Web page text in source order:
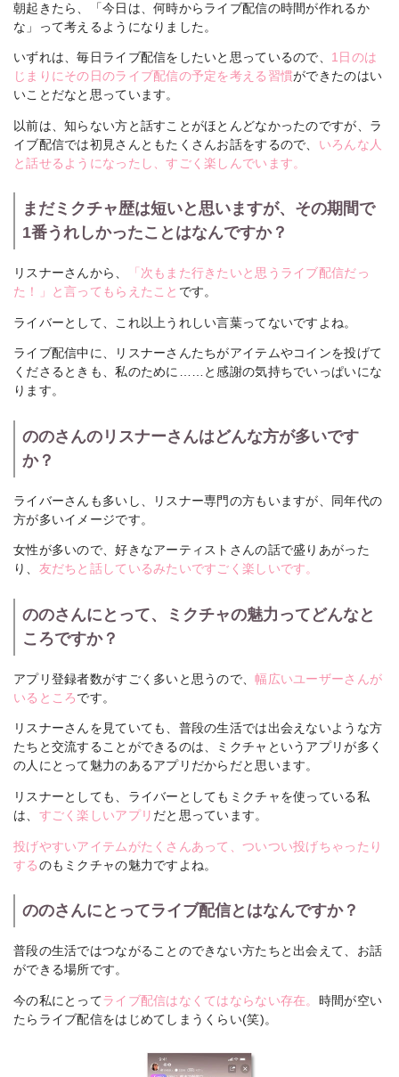
朝起きたら、「今日は、何時からライブ配信の時間が作れるか
な」って考えるようになりました。
いずれは、毎日ライブ配信をしたいと思っているので、 1日のは
じまりにその日のライブ配信の予定を考える習慣ができたのはい
いことだなと思っています。
以前は、知らない方と話すことがほとんどなかったのですが、ラ
イブ配信では初見さんともたくさんお話をするので、 いろんな人
と話せるようになったし、すごく楽しんでいます。
まだミクチャ歴は短いと思いますが、その期間で
1番うれしかったことはなんですか？
リスナーさんから、
「次もまた行きたいと思うライブ配信だっ
た！」と言ってもらえたこと です。
ライバーとして、これ以上うれしい言葉ってないですよね。
ライブ配信中に、リスナーさんたちがアイテムやコインを投げて
くださるときも、私のために……と感謝の気持ちでいっぱいにな
ります。
ののさんのリスナーさんはどんな方が多いです
か？
ライバーさんも多いし、リスナー専門の方もいますが、同年代の
方が多いイメージです。
女性が多いので、好きなアーティストさんの話で盛りあがった
り、 友だちと話しているみたいですごく楽しいです。
ののさんにとって、ミクチャの魅力ってどんなと
ころですか？
アプリ登録者数がすごく多いと思うので、幅広いユーザーさんが
いるところ です。
リスナーさんを見ていても、普段の生活では出会えないような方
たちと交流することができるのは、ミクチャというアプリが多く
の人にとって魅力のあるアプリだからだと思います。
リスナーとしても、ライバーとしてもミクチャを使っている私
は、 すごく楽しいアプリ だと思っています。
投げやすいアイテムがたくさんあって、ついつい投げちゃったり
する のもミクチャの魅力ですよね。
ののさんにとってライブ配信とはなんですか？
普段の生活ではつながることのできない方たちと出会えて、お話
ができる場所です。
今の私にとってライブ配信はなくてはならない存在。 時間が空い
たらライブ配信をはじめてしまうくらい(笑)。